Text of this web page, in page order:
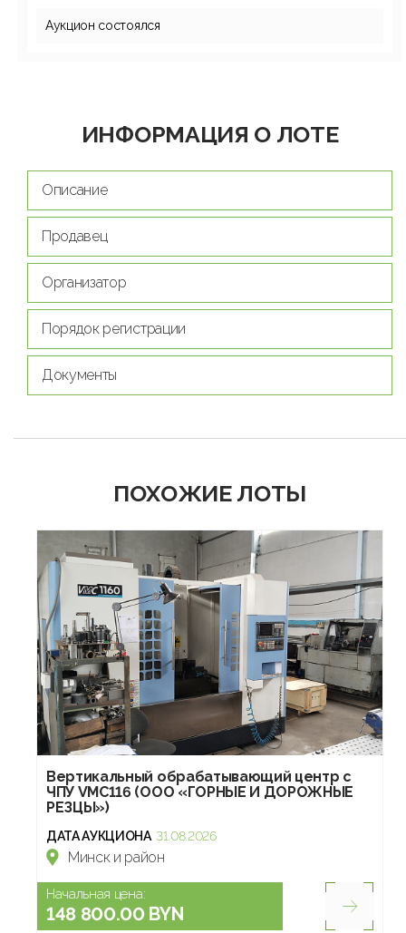
Аукцион состоялся
ИНФОРМАЦИЯ О ЛОТЕ
Описание
Продавец
Организатор
Порядок регистрации
Документы
ПОХОЖИЕ ЛОТЫ
Вертикальный обрабатывающий центр с
ЧПУ VMC116 (ООО «ГОРНЫЕ И ДОРОЖНЫЕ
РЕЗЦЫ»)
ДАТА АУКЦИОНА 31.08.2026
Минск и район
Начальная цена:
148 800.00 BYN